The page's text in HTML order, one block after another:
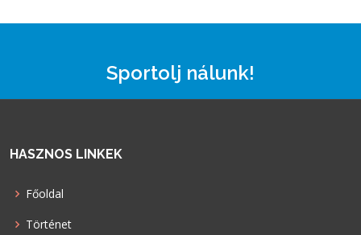
Sportolj nálunk!
HASZNOS LINKEK
Főoldal
Történet